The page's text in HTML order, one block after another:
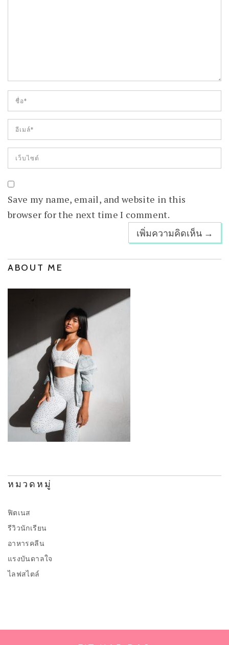
Save my name, email, and website in this
browser for the next time I comment.
ABOUT ME
หมวดหมู่
ฟิตเนส
รีวิวนักเรียน
อาหารคลีน
แรงบันดาลใจ
ไลฟสไตล์